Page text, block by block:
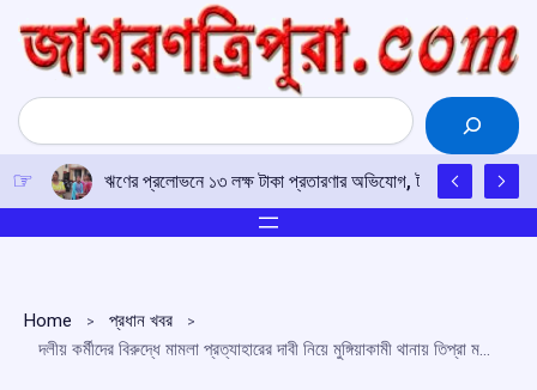
content
Search
ঋণের প্রলোভনে ১৩ লক্ষ টাকা প্রতারণার অভিযোগ, টাকা ফেরতের
Home
প্রধান খবর
দলীয় কর্মীদের বিরুদ্ধে মামলা প্রত্যাহারের দাবী নিয়ে মুঙ্গিয়াকামী থানায় তিপ্রা মথার গণডেপুটেশন